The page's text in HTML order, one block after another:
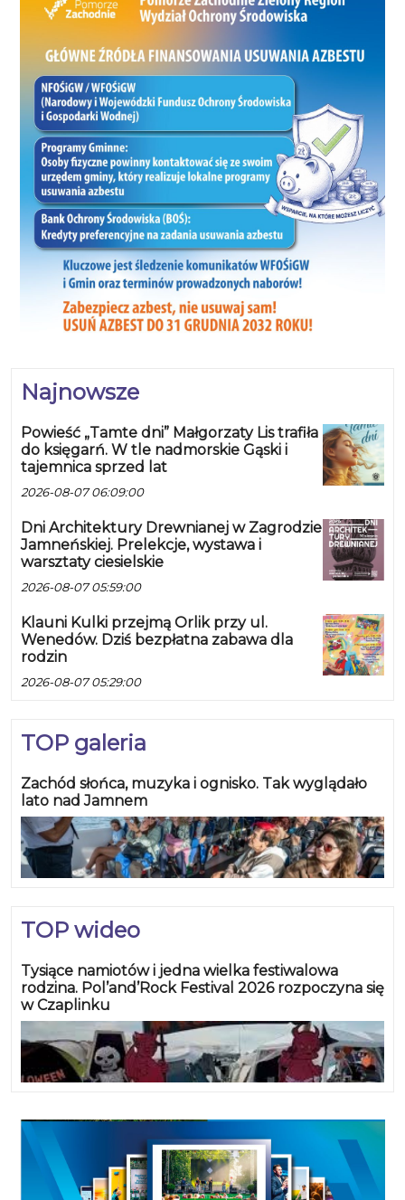
Najnowsze
Powieść „Tamte dni” Małgorzaty Lis trafiła
do księgarń. W tle nadmorskie Gąski i
tajemnica sprzed lat
2026-08-07 06:09:00
Dni Architektury Drewnianej w Zagrodzie
Jamneńskiej. Prelekcje, wystawa i
warsztaty ciesielskie
2026-08-07 05:59:00
Klauni Kulki przejmą Orlik przy ul.
Wenedów. Dziś bezpłatna zabawa dla
rodzin
2026-08-07 05:29:00
TOP galeria
Zachód słońca, muzyka i ognisko. Tak wyglądało
lato nad Jamnem
TOP wideo
Tysiące namiotów i jedna wielka festiwalowa
rodzina. Pol’and’Rock Festival 2026 rozpoczyna się
w Czaplinku